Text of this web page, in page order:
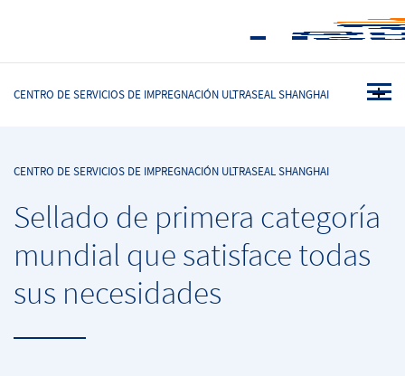
CENTRO DE SERVICIOS DE IMPREGNACIÓN ULTRASEAL SHANGHAI
CENTRO DE SERVICIOS DE IMPREGNACIÓN ULTRASEAL SHANGHAI
Sellado de primera categoría
mundial que satisface todas
sus necesidades